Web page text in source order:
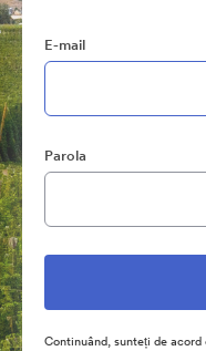
E-mail
Parola
Continuând, sunteți de acord